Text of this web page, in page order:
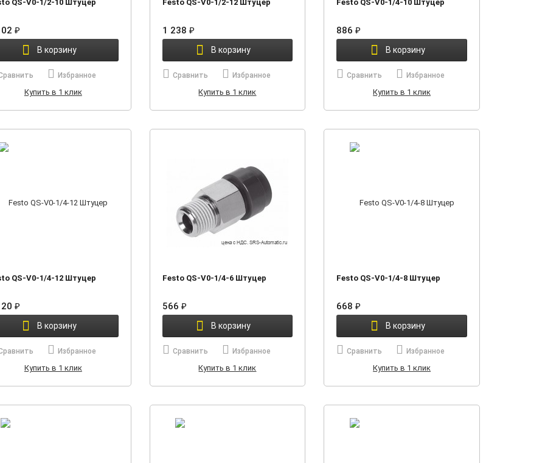
QS-V0-1/2-10 Штуцер
₽
В корзину
Избранное
Купить в 1 клик
Festo QS-V0-1/2-12 Штуцер
1 238 ₽
В корзину
Сравнить Избранное
Купить в 1 клик
Festo QS-V0-1/4-10 Штуцер
886₽
В корзину
Сравнить Избранное
Купить в 1 клик
QS-V0-1/4-12 Штуцер
₽
В корзину
Избранное
Купить в 1 клик
Festo QS-V0-1/4-6 Штуцер
566 ₽
В корзину
Сравнить Избранное
Купить в 1 клик
Festo QS-V0-1/4-8 Штуцер
668₽
В корзину
Сравнить Избранное
Купить в 1 клик